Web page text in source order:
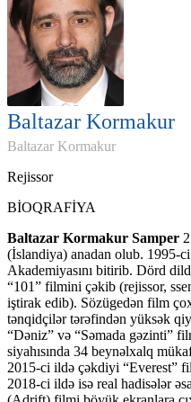
Baltazar Kormakur
Baltazar Kormakur
Rejissor
BİOQRAFİYA
Baltazar Kormakur Samper
(İslandiya) anadan olub. 1995-
Akademiyasını bitirib. Dörd
“101” filmini çəkib (rejissor,
iştirak edib). Sözügedən film
tənqidçilər tərəfindən yüksək
“Dəniz” və “Səmada gəzinti”
siyahısında 34 beynəlxalq
2015-ci ildə çəkdiyi “Everest”
2018-ci ildə isə real hadisələr